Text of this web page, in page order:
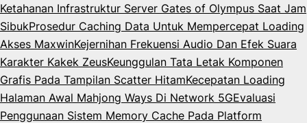
Ketahanan Infrastruktur Server Gates of Olympus Saat Jam
SibukProsedur Caching Data Untuk Mempercepat Loading
Akses MaxwinKejernihan Frekuensi Audio Dan Efek Suara
Karakter Kakek ZeusKeunggulan Tata Letak Komponen
Grafis Pada Tampilan Scatter HitamKecepatan Loading
Halaman Awal Mahjong Ways Di Network 5GEvaluasi
Penggunaan Sistem Memory Cache Pada Platform